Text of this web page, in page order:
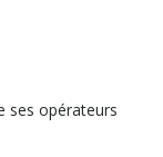
ses opérateurs